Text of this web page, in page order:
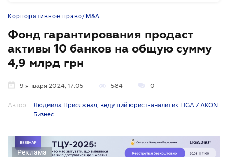
Корпоративное право/M&A
Фонд гарантирования продаст
активы 10 банков на общую сумму
4,9 млрд грн
9 января 2024, 17:05 584 0
Автор:
Людмила Присяжная, ведущий юрист-аналитик LIGA ZAKON
Бизнес
Реклама